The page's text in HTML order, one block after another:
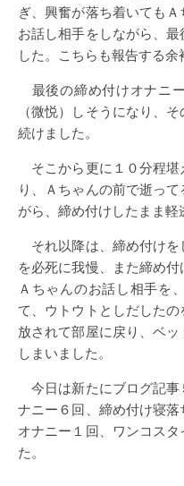
ぎ、興奮が落ち着いてもＡ
お話し相手をしながら、
した。こちらも報告する余
最後の締め付けオナニ
（微悦）しそうになり、
続けました。
そこから更に１０分程堪
り、Ａちゃんの前で逝っ
がら、締め付けしたまま軽
それ以降は、締め付けを
を必死に我慢、また締め付
Ａちゃんのお話し相手を
て、ウトウトとしだした
放されて部屋に戻り、ベ
しまいました。
今日は新たにブログ記事
ナニー６回、締め付け寝
オナニー１回、ワンコス
た。